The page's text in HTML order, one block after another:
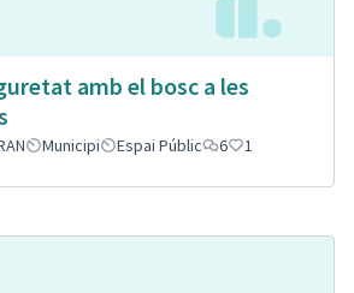
amb el bosc a les
Municipi Espai Públic 6 1